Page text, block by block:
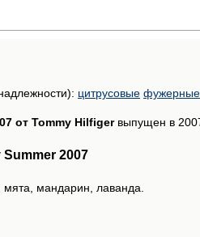
цитрусовые фужерные
от Tommy Hilfigerвыпущен в
2007
мандарин, лаванда.